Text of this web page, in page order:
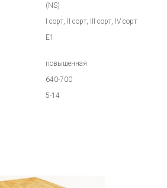
(NS)
I сорт, II сорт, III сорт, IV сорт
Е1
повышенная
640-700
5-14